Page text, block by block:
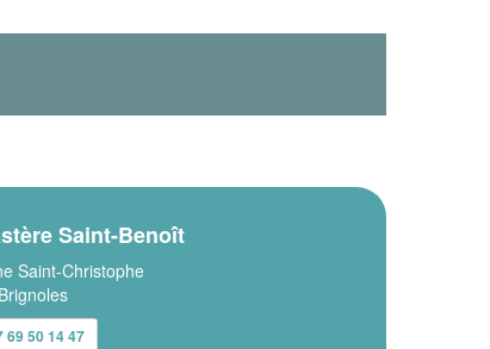
Saint-Benoît
Saint-Christophe
69 50 14 47